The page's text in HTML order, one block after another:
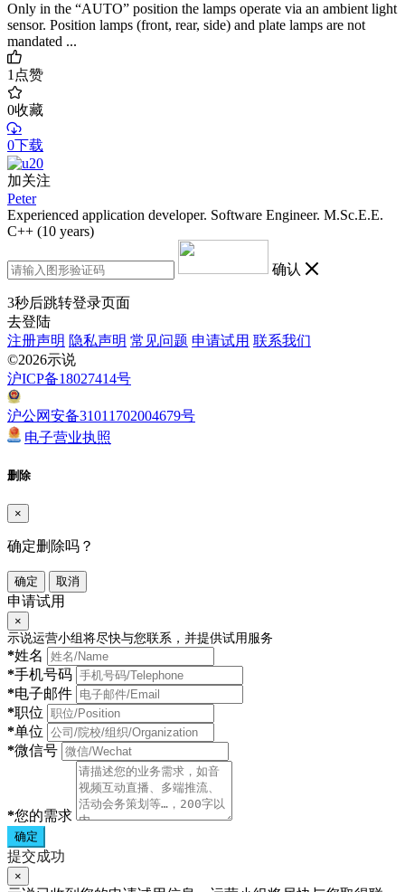
Only in the “AUTO” position the lamps operate via an ambient light
sensor. Position lamps (front, rear, side) and plate lamps are not
mandated ...
1点赞
0收藏
0下载
加关注
Peter
Experienced application developer. Software Engineer. M.Sc.E.E.
C++ (10 years)
确认
3秒后跳转登录页面
去登陆
注册声明 隐私声明 常见问题 申请试用 联系我们
©2026示说
沪ICP备18027414号
沪公网安备31011702004679号
电子营业执照
删除
×
确定删除吗？
确定 取消
申请试用
×
示说运营小组将尽快与您联系，并提供试用服务
*姓名
*手机号码
*电子邮件
*职位
*单位
*微信号
*您的需求
确定
提交成功
×